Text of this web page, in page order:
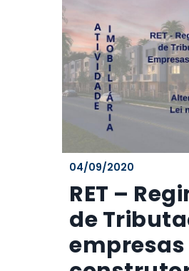
04/09/2020
RET –
de
empresas